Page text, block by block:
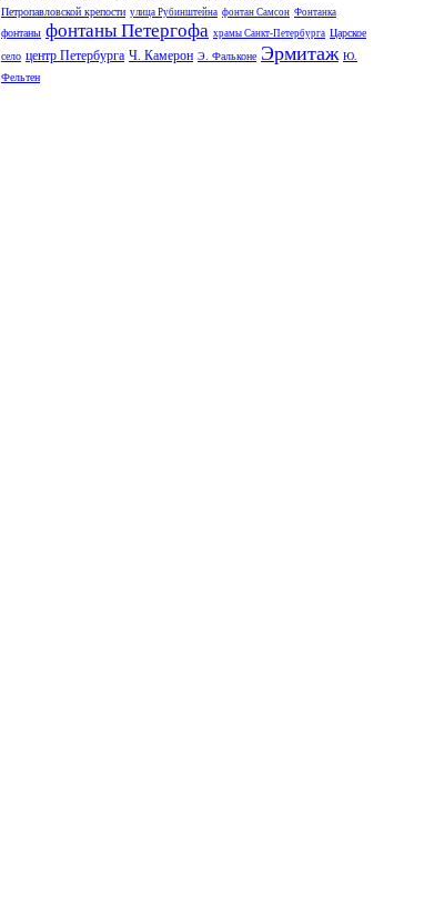
Петропавловской крепости улица Рубинштейна фонтан Самсон Фонтанка
фонтаны фонтаны Петергофа храмы Санкт-Петербурга Царское
село центр Петербурга Ч. Камерон Э. Фальконе Эрмитаж Ю.
Фельтен